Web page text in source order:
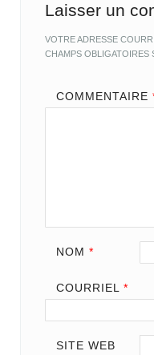
Laisser un
VOTRE ADRESSE
CHAMPS OBLIGATOIRES
COMMENTAIRE
NOM *
COURRIEL *
SITE WEB